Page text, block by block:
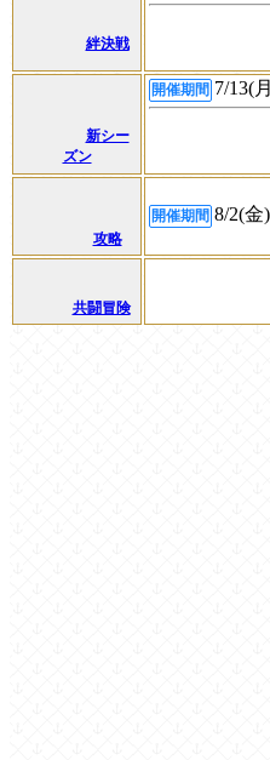
絆決戦
新シー
ズン
開催期間 7/13(
攻略
開催期間 8/2(金
共闘冒険